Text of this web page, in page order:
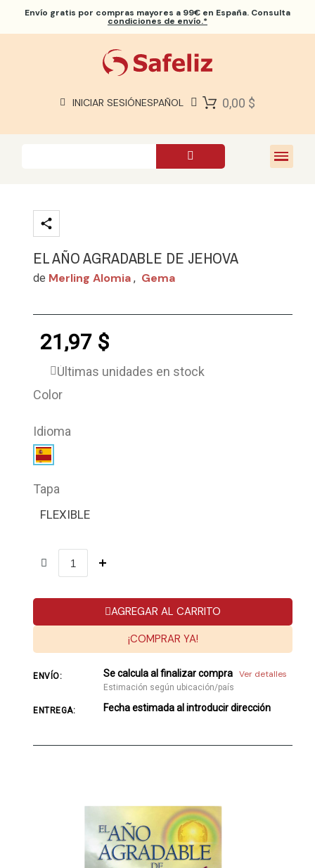
Envío gratis por compras mayores a 99€ en España. Consulta
condiciones de envío.*
INICIAR SESIÓNESPAÑOL 0,00 $
EL AÑO AGRADABLE DE JEHOVA
de Merling Alomia , Gema
21,97 $
Últimas unidades en stock
Color
Idioma
Tapa
FLEXIBLE
AGREGAR AL CARRITO
¡COMPRAR YA!
ENVÍO: Se calcula al finalizar compra Ver detalles
Estimación según ubicación/país
ENTREGA: Fecha estimada al introducir dirección